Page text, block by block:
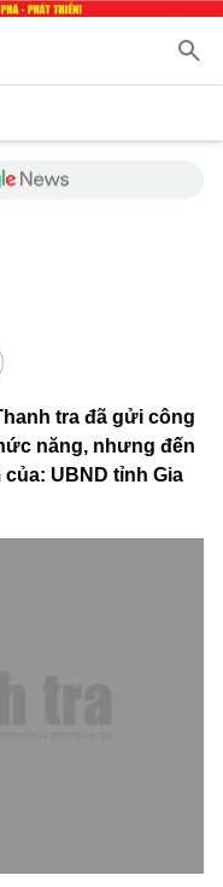
tra đã gửi công
năng, nhưng đến
UBND tỉnh Gia